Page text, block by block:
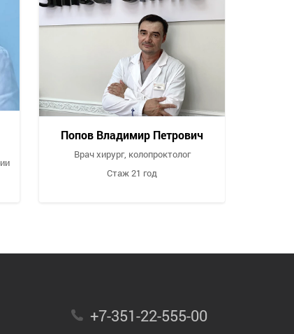
Попов Владимир Петрович
Врач хирург, колопроктолог
Стаж 21 год
+7-351-22-555-00